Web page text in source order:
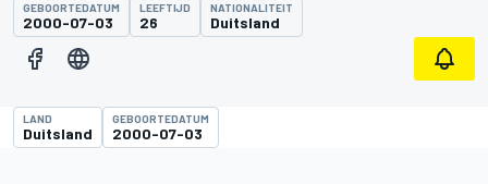
GEBOORTEDATUM
2000-07-03
LEEFTIJD
26
NATIONALITEIT
Duitsland
LAND
Duitsland
GEBOORTEDATUM
2000-07-03